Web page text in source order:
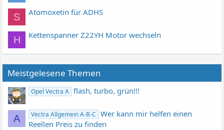
S Atomoxetin für ADHS
H Kettenspanner Z22YH Motor wechseln
Meistgelesene Themen
Opel Vectra A flash, turbo, grün!!!
A Vectra Allgemein A-B-C
Wer kann mir helfen einen
Reellen Preis zu finden